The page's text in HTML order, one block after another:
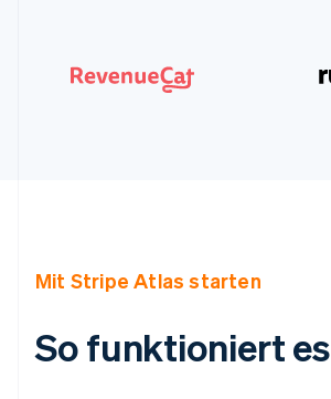
Mit Stripe Atlas starten
So funktioniert es